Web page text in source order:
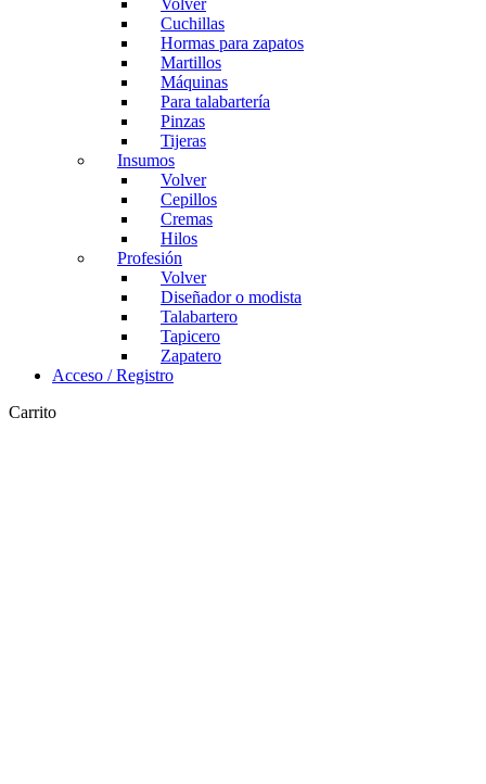
Volver
Cuchillas
Hormas para zapatos
Martillos
Máquinas
Para talabartería
Pinzas
Tijeras
Insumos
Volver
Cepillos
Cremas
Hilos
Profesión
Volver
Diseñador o modista
Talabartero
Tapicero
Zapatero
Acceso / Registro
Carrito